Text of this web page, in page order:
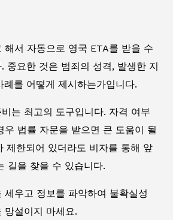
해서 자동으로 영국 ETA를 받을 수
중요한 것은 범죄의 성격, 발생한 지
례를 어떻게 제시하는가입니다.
는 최고의 도구입니다. 자격 여부
우 법률 자문을 받으면 큰 도움이 될
제한되어 있더라도 비자를 통해 앞
길을 찾을 수 있습니다.
세우고 정보를 파악하여 불확실성
망설이지 마세요.